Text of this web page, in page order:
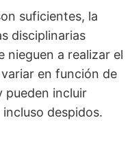
suficientes, la
disciplinarias
nieguen a realizar el
en función de
pueden incluir
despidos.